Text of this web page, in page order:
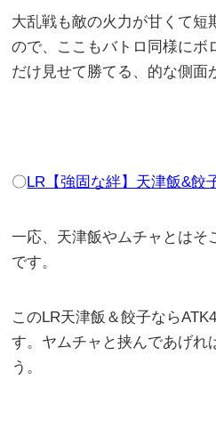
大乱戦も敵の火力が甘くて短
ので、ここもバトロ同様にボ
だけ見せて勝てる、的な側面
〇LR【強固な絆】天津飯&餃
一応、天津飯やムチャとはそ
です。
このLR天津飯＆餃子なら
す。ヤムチャと挟んであげれ
う。